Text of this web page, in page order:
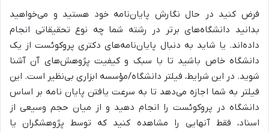
فرض کنید در حال نگارش پایان‌نامه خود هستید و می‌خواهید
بدانید دانشگاه‌های برتر در رشته شما چه نوع تحقیقاتی انجام
داده‌اند. یا شاید به دنبال پایان‌نامه‌های دکتری پروکوئست از یک
دانشگاه خاص باشید تا با سبک و کیفیت پژوهش‌های آن آشنا
شوید. در این شرایط، فیلتر دانشگاه/مؤسسه ابزاری بی‌نظیر است. این
فیلتر به شما اجازه می‌دهد تا به سرعت یافتن پایان نامه بر اساس
دانشگاه در پروکوئست را انجام دهید و از میان حجم وسیعی از
اسناد، فقط آنهایی را مشاهده کنید که توسط پژوهشگران یا